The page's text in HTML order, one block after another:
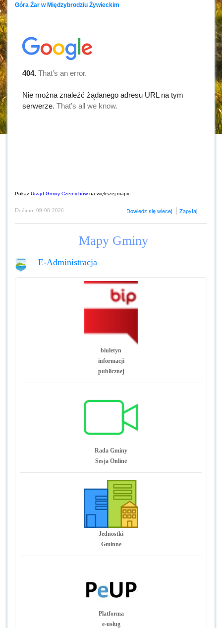
Góra Żar w Międzybrodziu Żywieckim
Pokaż Urząd Gminy Czernichówna większej mapie
Dodano: 09-08-2026 Dowiedz się wiecej Zapytaj
Mapy Gminy
E-Administracja
biuletyn
informacji
publicznej
Rada Gminy
Sesja Online
Jednostki
Gminne
Platforma
e-usług